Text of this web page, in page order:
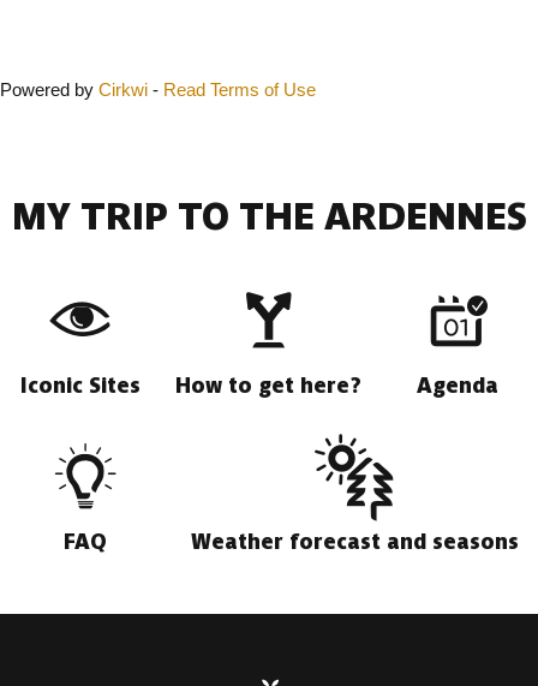
Powered by Cirkwi - Read Terms of Use
MY TRIP TO THE ARDENNES
Iconic Sites How to get here? Agenda
FAQ Weather forecast and seasons